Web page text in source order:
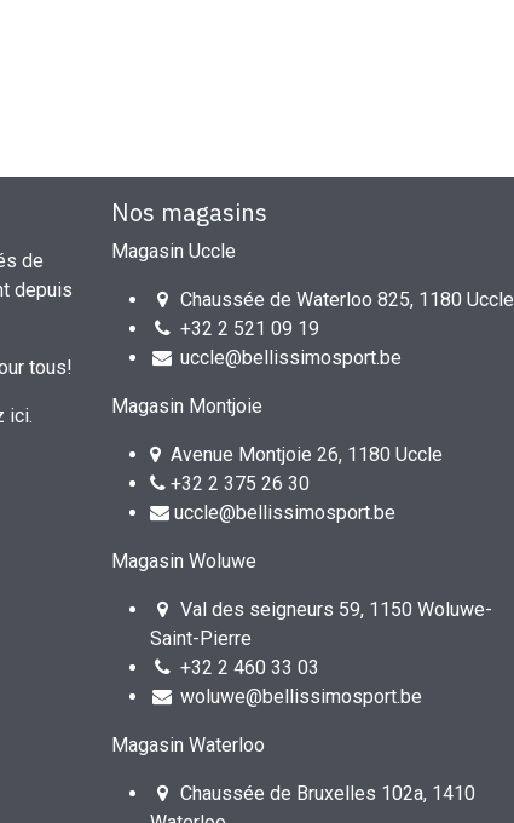
Nos magasins
Magasin Uccle
Chaussée de Waterloo 825, 1180 Uccle
+32 2 521 09 19
uccle@bellissimosport.be
Magasin Montjoie
Avenue Montjoie 26, 1180 Uccle
+32 2 375 26 30
uccle@bellissimosport.be
Magasin Woluwe
Val des seigneurs 59, 1150 Woluwe-
Saint-Pierre
+32 2 460 33 03
woluwe@bellissimosport.be
Magasin Waterloo
Chaussée de Bruxelles 102a, 1410
de
depuis
tous!
ici.